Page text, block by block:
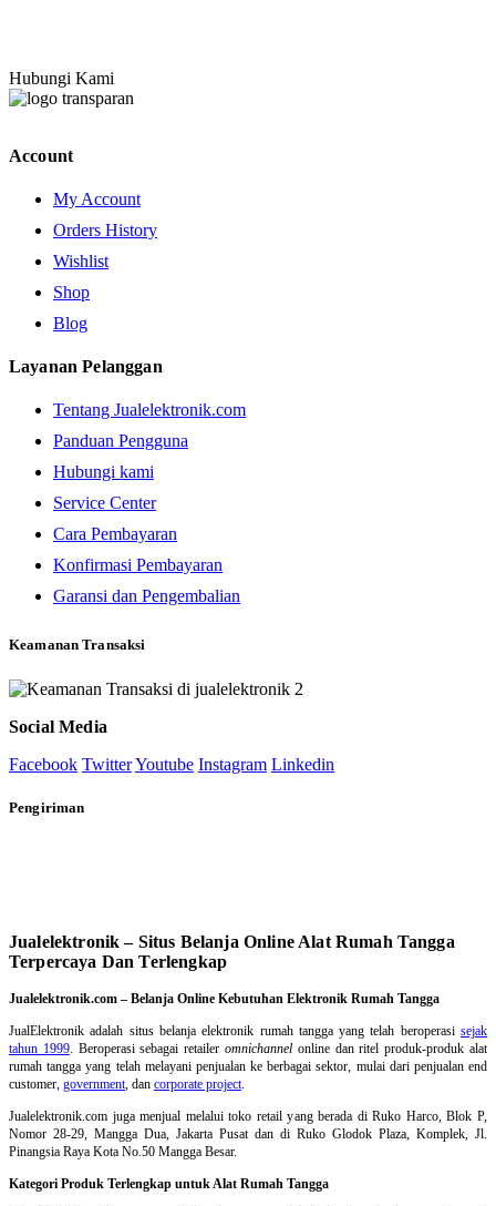
Hubungi Kami
Account
My Account
Orders History
Wishlist
Shop
Blog
Layanan Pelanggan
Tentang Jualelektronik.com
Panduan Pengguna
Hubungi kami
Service Center
Cara Pembayaran
Konfirmasi Pembayaran
Garansi dan Pengembalian
Keamanan Transaksi
Social Media
Facebook TwitterYoutube Instagram Linkedin
Pengiriman
Jualelektronik – Situs Belanja Online Alat Rumah Tangga
Terpercaya Dan Terlengkap
Jualelektronik.com – Belanja Online Kebutuhan Elektronik Rumah Tangga
JualElektronik adalah situs belanja elektronik rumah tanggayang telah beroperasisejak
tahun 1999. Beroperasi sebagai retaileromnichannel online dan ritel produk-produk alat
rumah tangga yang telah melayani penjualan ke berbagai sektor, mulai dari penjualan end
customer, government, dan corporate project.
Jualelektronik.com juga menjual melalui toko retail yang berada di Ruko Harco, Blok P,
Nomor 28-29, Mangga Dua, Jakarta Pusat dan di Ruko Glodok Plaza, Komplek, Jl.
Pinangsia Raya Kota No.50 Mangga Besar.
Kategori Produk Terlengkap untuk Alat Rumah Tangga